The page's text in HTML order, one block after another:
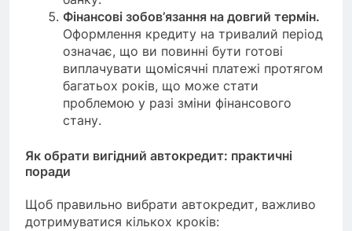
Фінансові зобов’язання на довгий термін.
Оформлення кредиту на тривалий період
означає, що ви повинні бути готові
виплачувати щомісячні платежі протягом
багатьох років, що може стати
проблемою у разі зміни фінансового
стану.
Як обрати вигідний автокредит: практичні
поради
Щоб правильно вибрати автокредит, важливо
дотримуватися кількох кроків: